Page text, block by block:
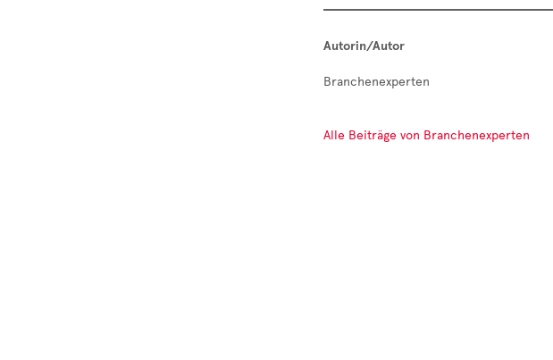
Autorin/Autor
Branchenexperten
Alle Beiträge von Branchenexperten